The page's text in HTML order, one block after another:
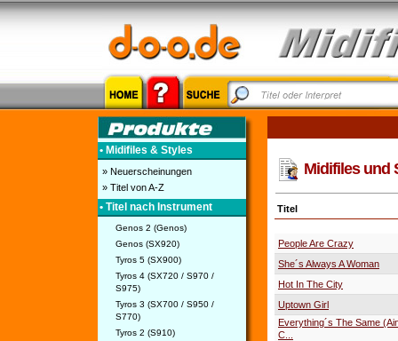
• Midifiles & Styles
» Neuerscheinungen
» Titel von A-Z
• Titel nach Instrument
Genos 2 (Genos)
Genos (SX920)
Tyros 5 (SX900)
Tyros 4 (SX720 / S970 /
S975)
Tyros 3 (SX700 / S950 /
S770)
Tyros 2 (S910)
Midifiles und
Titel
People Are Crazy
She´s Always A Woman
Hot In The City
Uptown Girl
Everything´s The Same
C...